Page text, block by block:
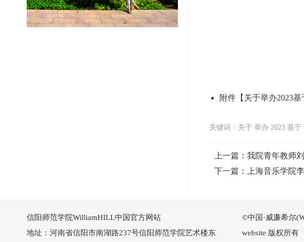
附件【 关于举办2023
关键词：关于 举办 2023 基
上一篇： 我院青年教师
下一篇：
上海音乐学院
信阳师范学院WilliamHILL中国官方网站
地址：河南省信阳市南湖路237号信阳师范学院艺术楼东
©中国·威廉希尔
website 版权所